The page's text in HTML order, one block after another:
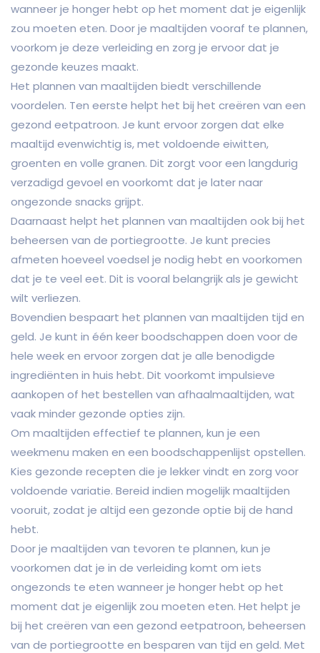
wanneer je honger hebt op het moment dat je eigenlijk
zou moeten eten. Door je maaltijden vooraf te plannen,
voorkom je deze verleiding en zorg je ervoor dat je
gezonde keuzes maakt.
Het plannen van maaltijden biedt verschillende
voordelen. Ten eerste helpt het bij het creëren van een
gezond eetpatroon. Je kunt ervoor zorgen dat elke
maaltijd evenwichtig is, met voldoende eiwitten,
groenten en volle granen. Dit zorgt voor een langdurig
verzadigd gevoel en voorkomt dat je later naar
ongezonde snacks grijpt.
Daarnaast helpt het plannen van maaltijden ook bij het
beheersen van de portiegrootte. Je kunt precies
afmeten hoeveel voedsel je nodig hebt en voorkomen
dat je te veel eet. Dit is vooral belangrijk als je gewicht
wilt verliezen.
Bovendien bespaart het plannen van maaltijden tijd en
geld. Je kunt in één keer boodschappen doen voor de
hele week en ervoor zorgen dat je alle benodigde
ingrediënten in huis hebt. Dit voorkomt impulsieve
aankopen of het bestellen van afhaalmaaltijden, wat
vaak minder gezonde opties zijn.
Om maaltijden effectief te plannen, kun je een
weekmenu maken en een boodschappenlijst opstellen.
Kies gezonde recepten die je lekker vindt en zorg voor
voldoende variatie. Bereid indien mogelijk maaltijden
vooruit, zodat je altijd een gezonde optie bij de hand
hebt.
Door je maaltijden van tevoren te plannen, kun je
voorkomen dat je in de verleiding komt om iets
ongezonds te eten wanneer je honger hebt op het
moment dat je eigenlijk zou moeten eten. Het helpt je
bij het creëren van een gezond eetpatroon, beheersen
van de portiegrootte en besparen van tijd en geld. Met